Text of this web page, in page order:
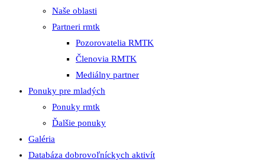
Naše oblasti
Partneri rmtk
Pozorovatelia RMTK
Členovia RMTK
Mediálny partner
Ponuky pre mladých
Ponuky rmtk
Ďalšie ponuky
Galéria
Databáza dobrovoľníckych aktivít